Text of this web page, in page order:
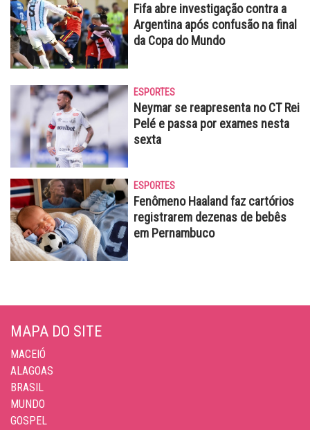
Fifa abre investigação contra a
Argentina após confusão na final
da Copa do Mundo
ESPORTES
Neymar se reapresenta no CT Rei
Pelé e passa por exames nesta
sexta
ESPORTES
Fenômeno Haaland faz cartórios
registrarem dezenas de bebês
em Pernambuco
MAPA DO SITE
MACEIÓ
ALAGOAS
BRASIL
MUNDO
GOSPEL